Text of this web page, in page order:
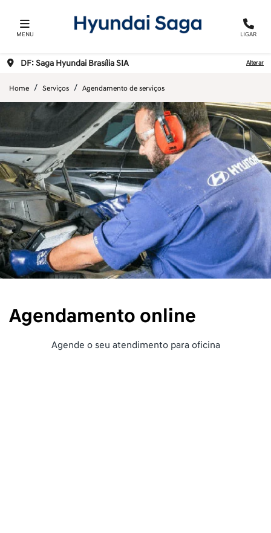
MENU LIGAR
DF: Saga Hyundai Brasília SIA Alterar
Home Serviços Agendamento de serviços
Agendamento online
Agende o seu atendimento para oficina